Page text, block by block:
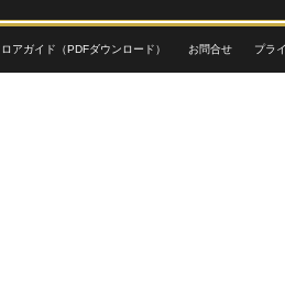
ロアガイド（PDFダウンロード） お問合せ プラ